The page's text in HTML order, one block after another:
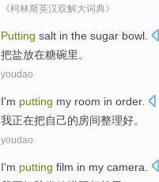
《柯林斯英汉双解大词典》
Putting salt in the sugar bowl
把盐放在糖碗里。
youdao
I'm putting my room in order.
我正在把自己的房间整理好。
youdao
I'm putting film in my camera